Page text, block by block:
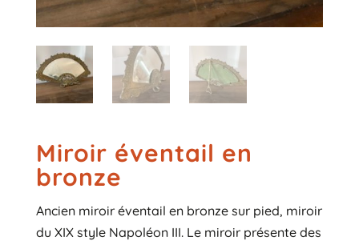
Miroir éventail en
bronze
Ancien miroir éventail en bronze sur pied, miroir
du XIX style Napoléon III. Le miroir présente des